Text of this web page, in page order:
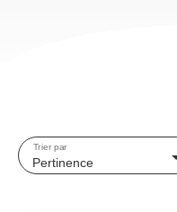
Pertinence
Trier par